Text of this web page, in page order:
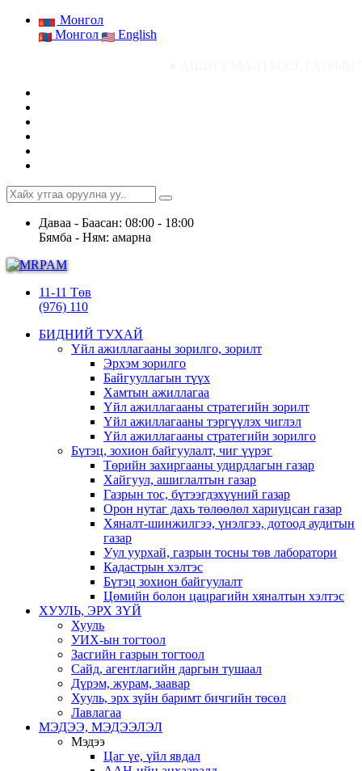
Монгол
Монгол
English
Даваа - Баасан: 08:00 - 18:00
Бямба - Ням: амарна
11-11 Төв
(976) 110
БИДНИЙ ТУХАЙ
Үйл ажиллагааны зорилго, зорилт
Эрхэм зорилго
Байгууллагын түүх
Хамтын ажиллагаа
Үйл ажиллагааны стратегийн зорилт
Үйл ажиллагааны тэргүүлэх чиглэл
Үйл ажиллагааны стратегийн зорилго
Бүтэц, зохион байгуулалт, чиг үүрэг
Төрийн захиргааны удирдлагын газар
Хайгуул, ашиглалтын газар
Газрын тос, бүтээгдэхүүний газар
Орон нутаг дахь төлөөлөл хариуцсан газар
Хяналт-шинжилгээ, үнэлгээ, дотоод аудитын
газар
Уул уурхай, газрын тосны төв лаборатори
Кадастрын хэлтэс
Бүтэц зохион байгуулалт
Цөмийн болон цацрагийн хяналтын хэлтэс
ХУУЛЬ, ЭРХ ЗҮЙ
Хууль
УИХ-ын тогтоол
Засгийн газрын тогтоол
Сайд, агентлагийн даргын тушаал
Дүрэм, журам, заавар
Хууль, эрх зүйн баримт бичгийн төсөл
Лавлагаа
МЭДЭЭ, МЭДЭЭЛЭЛ
Мэдээ
Цаг үе, үйл явдал